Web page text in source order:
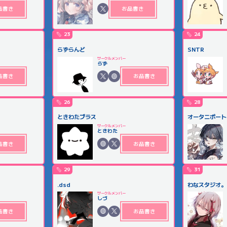
書き お品書き
書き
23
らずらんど
サークルメンバー
らず
お品書き
24
SNTR
書き
26
ときわたプラス
サークルメンバー
ときわた
お品書き
28
オータニポート
書き
29
.dsd
サークルメンバー
しづ
お品書き
31
わなスタジオ。